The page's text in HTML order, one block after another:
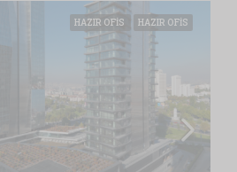
HAZIR OFIS HAZIR OFIS